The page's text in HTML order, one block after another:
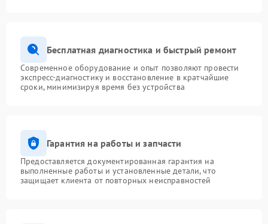
Бесплатная диагностика и быстрый ремонт
Современное оборудование и опыт позволяют провести
экспресс-диагностику и восстановление в кратчайшие
сроки, минимизируя время без устройства
Гарантия на работы и запчасти
Предоставляется документированная гарантия на
выполненные работы и установленные детали, что
защищает клиента от повторных неисправностей